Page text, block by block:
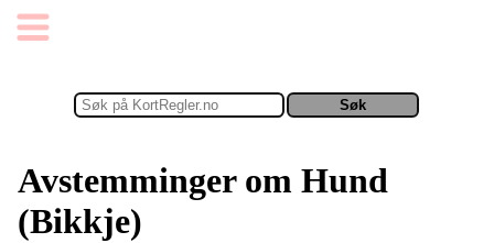
Avstemminger om Hund
(Bikkje)